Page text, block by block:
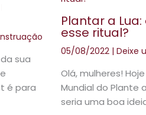
sua
é para
Plantar a
esse ritual?
05/08/2022 |Deixe
Olá, mulheres!
Mundial do Plante
seria uma boa